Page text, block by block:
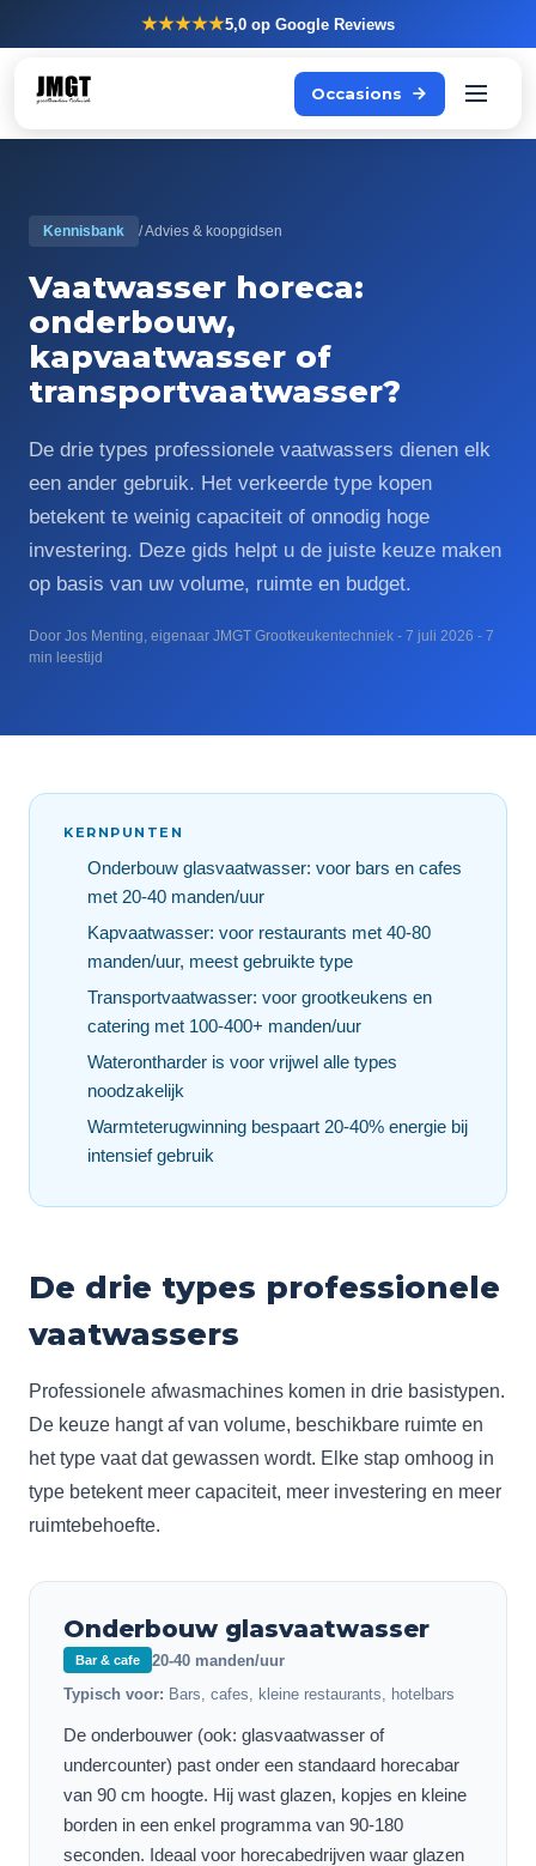
★★★★★5,0 op Google Reviews
Occasions
Kennisbank / Advies & koopgidsen
Vaatwasser horeca:
onderbouw,
kapvaatwasser of
transportvaatwasser?
De drie types professionele vaatwassers dienen elk
een ander gebruik. Het verkeerde type kopen
betekent te weinig capaciteit of onnodig hoge
investering. Deze gids helpt u de juiste keuze maken
op basis van uw volume, ruimte en budget.
Door Jos Menting, eigenaar JMGT Grootkeukentechniek - 7 juli 2026 - 7
min leestijd
KERNPUNTEN
Onderbouw glasvaatwasser: voor bars en cafes
met 20-40 manden/uur
Kapvaatwasser: voor restaurants met 40-80
manden/uur, meest gebruikte type
Transportvaatwasser: voor grootkeukens en
catering met 100-400+ manden/uur
Waterontharder is voor vrijwel alle types
noodzakelijk
Warmteterugwinning bespaart 20-40% energie bij
intensief gebruik
De drie types professionele
vaatwassers
Professionele afwasmachines komen in drie basistypen.
De keuze hangt af van volume, beschikbare ruimte en
het type vaat dat gewassen wordt. Elke stap omhoog in
type betekent meer capaciteit, meer investering en meer
ruimtebehoefte.
Onderbouw glasvaatwasser
Bar & cafe
20-40 manden/uur
Typisch voor: Bars, cafes, kleine restaurants, hotelbars
De onderbouwer (ook: glasvaatwasser of
undercounter) past onder een standaard horecabar
van 90 cm hoogte. Hij wast glazen, kopjes en kleine
borden in een enkel programma van 90-180
seconden. Ideaal voor horecabedrijven waar glazen